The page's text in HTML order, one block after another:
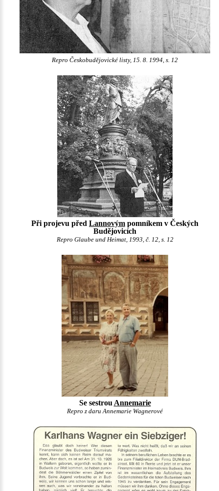
Repro Českobudějovické listy, 15. 8. 1994, s. 12
Při projevu před Lannovým pomníkem v Českých
Budějovicích
Repro Glaube und Heimat, 1993, č. 12, s. 12
Se sestrou Annemarie
Repro z daru Annemarie Wagnerové